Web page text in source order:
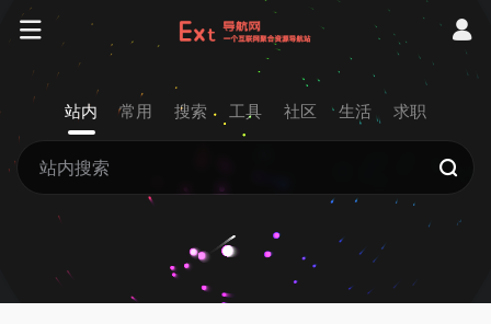
站内 常用 搜索 工具 社区 生活 求职